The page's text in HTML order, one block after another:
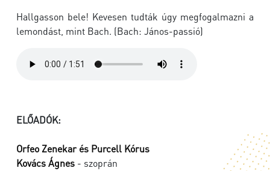
Hallgasson bele! Kevesen tudták úgy megfogalmazni a
lemondást, mint Bach. (Bach: János-passió)
ELŐADÓK:
Orfeo Zenekar és Purcell Kórus
Kovács Ágnes - szoprán